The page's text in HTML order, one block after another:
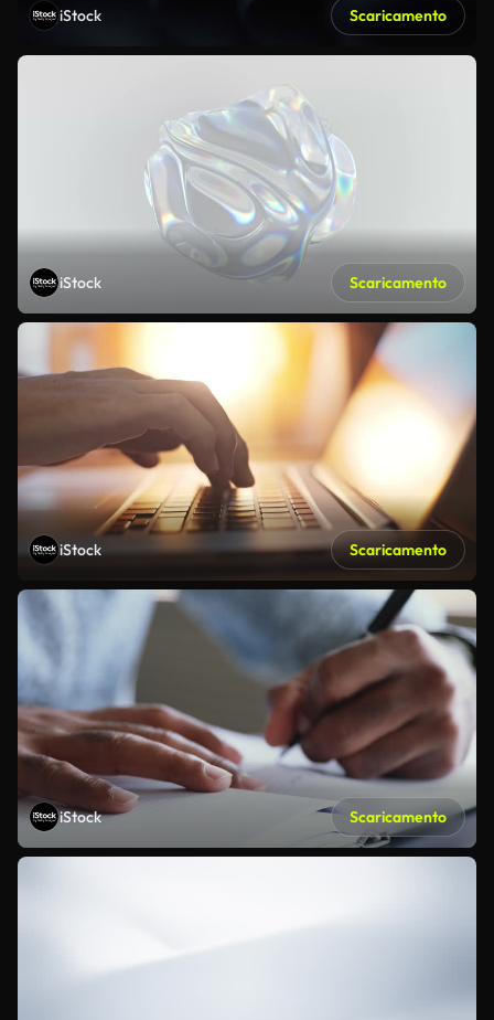
iStock Scaricamento
iStock Scaricamento
iStock Scaricamento
iStock Scaricamento